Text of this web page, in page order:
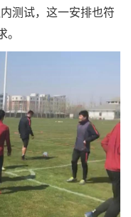
测试，这一安排也符